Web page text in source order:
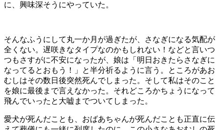
に、興味深そうにやっていた。
そんなふうにして丸一か月が過ぎたが、さなぎになる気配が
全くない。遅咲きなタイプなのかもしれない！などと言いつ
つもさすがに不安になったが、娘は「明日おきたらさなぎに
なってるとおもう！」と半分祈るように言う。ところがあお
むしはその数日後突然死んでしまった。そして私はそのこと
を娘に最後まで言えなかった。それどころかちょうになって
飛んでいったと大嘘までついてしまった。
愛犬が死んだことも、おばあちゃんが死んだことも正直に伝